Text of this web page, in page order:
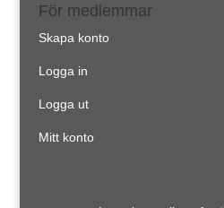
För medlemmar
Skapa konto
Logga in
Logga ut
Mitt konto